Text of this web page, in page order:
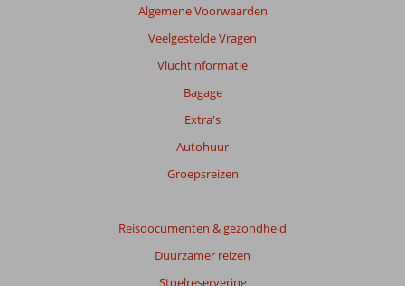
Algemene Voorwaarden
Veelgestelde Vragen
Vluchtinformatie
Bagage
Extra's
Autohuur
Groepsreizen
Reisdocumenten & gezondheid
Duurzamer reizen
Stoelreservering